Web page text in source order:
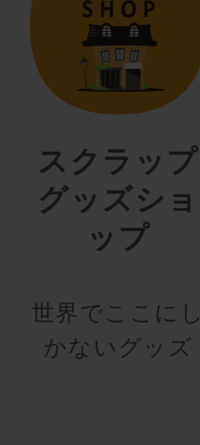
スクラップ
グッズショ
ップ
世界でここにし
かないグッズ